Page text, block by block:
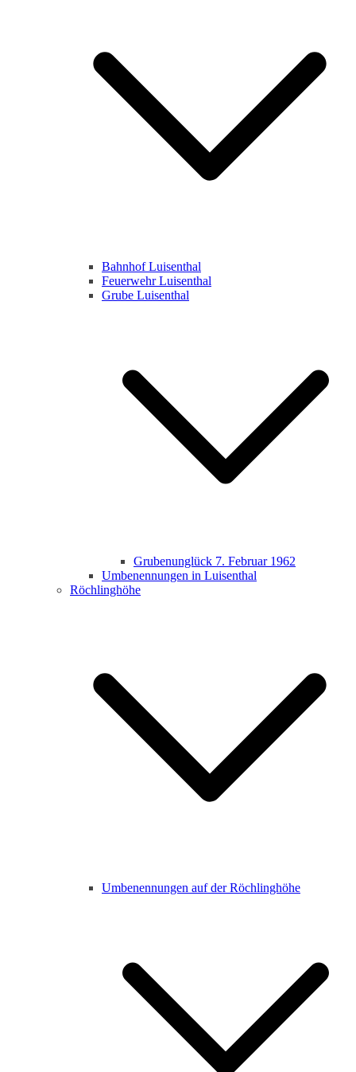
Bahnhof Luisenthal
Feuerwehr Luisenthal
Grube Luisenthal
Grubenunglück 7. Februar 1962
Umbenennungen in Luisenthal
Röchlinghöhe
Umbenennungen auf der Röchlinghöhe